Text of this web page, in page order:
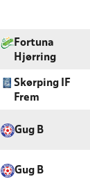
Fortuna
Hjørring
Skørping IF
Frem
Gug B
Gug B